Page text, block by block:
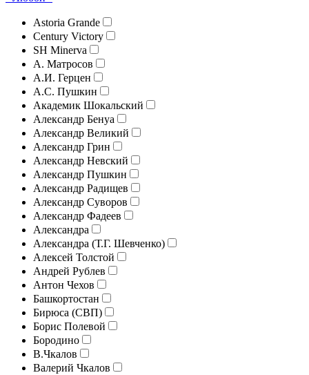
Astoria Grande
Century Victory
SH Minerva
А. Матросов
А.И. Герцен
А.С. Пушкин
Академик Шокальский
Александр Бенуа
Александр Великий
Александр Грин
Александр Невский
Александр Пушкин
Александр Радищев
Александр Суворов
Александр Фадеев
Александра
Александра (Т.Г. Шевченко)
Алексей Толстой
Андрей Рублев
Антон Чехов
Башкортостан
Бирюса (СВП)
Борис Полевой
Бородино
В.Чкалов
Валерий Чкалов